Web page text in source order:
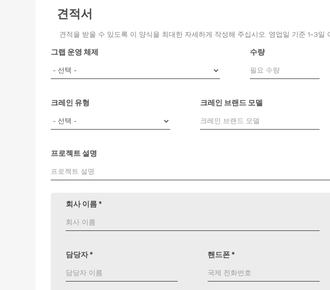
견적서
견적을 받을 수 있도록 이 양식을 최대한 자세하게 작성해 주십시오. 영업일 기준 1~3
그랩 운영 체제 수량
크레인 유형 크레인 브랜드 모델
프로젝트 설명
회사 이름 *
담당자 * 핸드폰 *